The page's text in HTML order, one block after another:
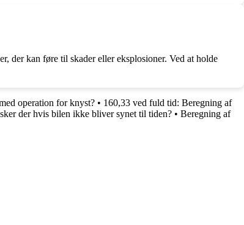
der kan føre til skader eller eksplosioner. Ved at holde
operation for knyst? • 160,33 ved fuld tid: Beregning af
der hvis bilen ikke bliver synet til tiden? • Beregning af